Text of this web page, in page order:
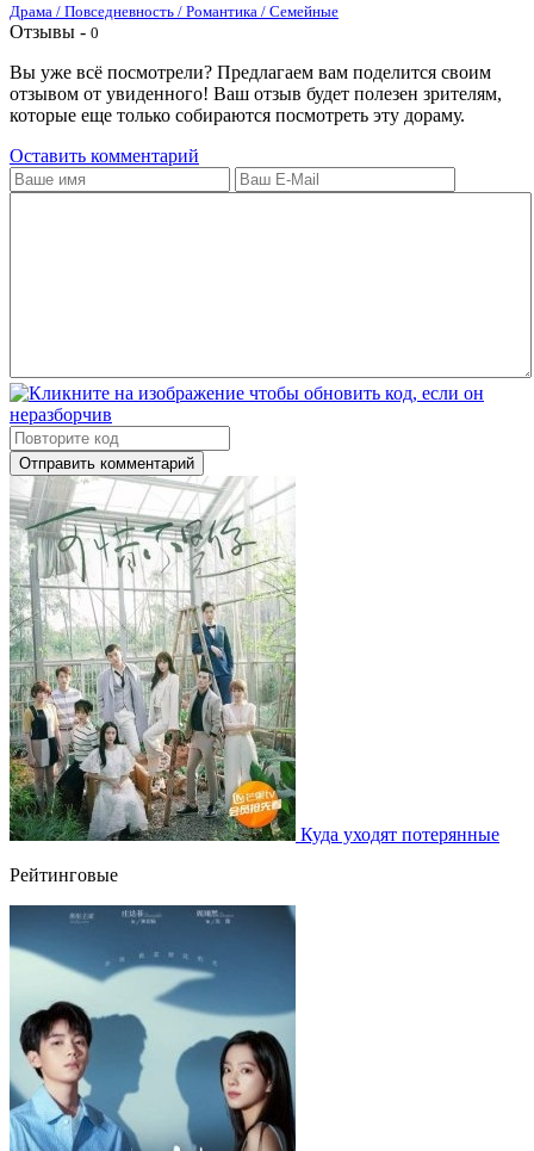
Драма / Повседневность / Романтика / Семейные
Отзывы - 0
Вы уже всё посмотрели? Предлагаем вам поделится своим
отзывом от увиденного! Ваш отзыв будет полезен зрителям,
которые еще только собираются посмотреть эту дораму.
Оставить комментарий
Отправить комментарий
Куда уходят потерянные
Рейтинговые